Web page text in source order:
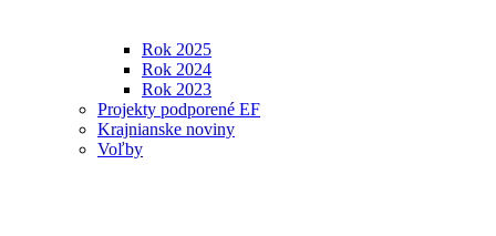
Rok 2025
Rok 2024
Rok 2023
Projekty podporené EF
Krajnianske noviny
Voľby